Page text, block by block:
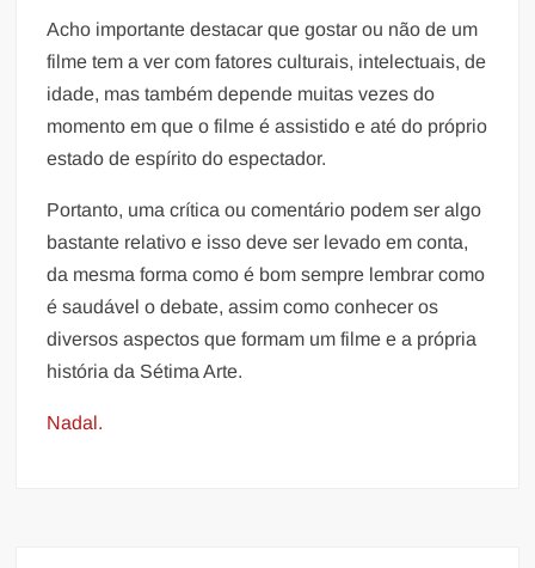
Acho importante destacar que gostar ou não de um
filme tem a ver com fatores culturais, intelectuais, de
idade, mas também depende muitas vezes do
momento em que o filme é assistido e até do próprio
estado de espírito do espectador.
Portanto, uma crítica ou comentário podem ser algo
bastante relativo e isso deve ser levado em conta,
da mesma forma como é bom sempre lembrar como
é saudável o debate, assim como conhecer os
diversos aspectos que formam um filme e a própria
história da Sétima Arte.
Nadal.